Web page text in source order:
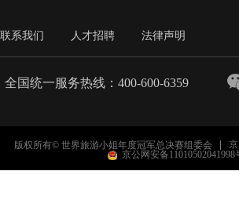
全国统一服务热线：400-600-6359
联系我们 人才招聘 法律声明
版权所有© 世界旅游小姐年度冠军总决赛组委会
京公网安备11010502041998